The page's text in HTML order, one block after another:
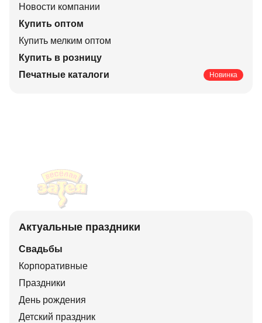
Новости компании
Купить оптом
Купить мелким оптом
Купить в розницу
Печатные каталоги
Новинка
Актуальные праздники
Свадьбы
Корпоративные
Праздники
День рождения
Детский праздник